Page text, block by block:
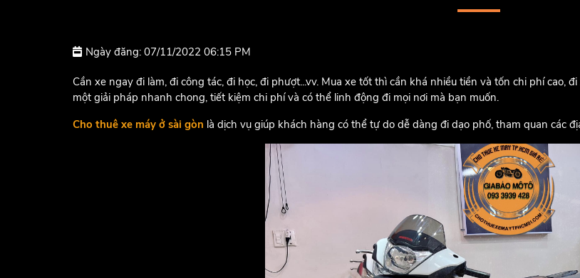
Ngày đăng: 07/11/2022 06:15 PM
Cần xe ngay đi làm, đi công tác, đi học, đi phượt...vv. Mua xe tốt thì cần khá nhiều tiền và tốn chi phí cao,
một giải pháp nhanh chong, tiết kiệm chi phí và có thể linh động đi mọi nơi mà bạn muốn.
Cho thuê xe máy ở sài gòn là dịch vụ giúp khách hàng có thể tự do dễ dàng đi dạo phố, tham quan các